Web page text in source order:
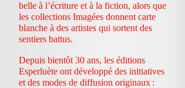
belle à l’écriture et à la fiction, alors que
les collections Imagées donnent carte
blanche à des artistes qui sortent des
sentiers battus.
Depuis bientôt 30 ans, les éditions
Esperluète ont développé des initiatives
et des modes de diffusion originaux :